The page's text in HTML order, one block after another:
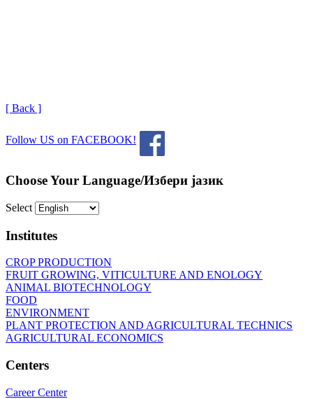
[ Back ]
Follow US on FACEBOOK!
Choose Your Language/Избери јазик
Select
Institutes
CROP PRODUCTION
FRUIT GROWING, VITICULTURE AND ENOLOGY
ANIMAL BIOTECHNOLOGY
FOOD
ENVIRONMENT
PLANT PROTECTION AND AGRICULTURAL TECHNICS
AGRICULTURAL ECONOMICS
Centers
Career Center